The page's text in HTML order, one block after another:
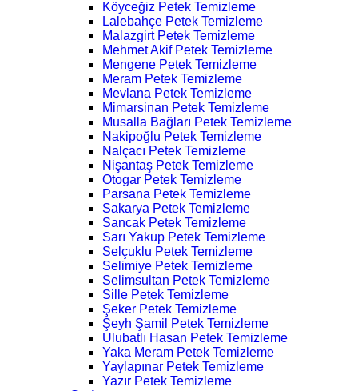
Köyceğiz Petek Temizleme
Lalebahçe Petek Temizleme
Malazgirt Petek Temizleme
Mehmet Akif Petek Temizleme
Mengene Petek Temizleme
Meram Petek Temizleme
Mevlana Petek Temizleme
Mimarsinan Petek Temizleme
Musalla Bağları Petek Temizleme
Nakipoğlu Petek Temizleme
Nalçacı Petek Temizleme
Nişantaş Petek Temizleme
Otogar Petek Temizleme
Parsana Petek Temizleme
Sakarya Petek Temizleme
Sancak Petek Temizleme
Sarı Yakup Petek Temizleme
Selçuklu Petek Temizleme
Selimiye Petek Temizleme
Selimsultan Petek Temizleme
Sille Petek Temizleme
Şeker Petek Temizleme
Şeyh Şamil Petek Temizleme
Ulubatlı Hasan Petek Temizleme
Yaka Meram Petek Temizleme
Yaylapınar Petek Temizleme
Yazır Petek Temizleme